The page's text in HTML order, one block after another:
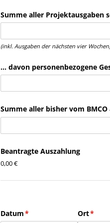
Summe aller Projektausgaben
(inkl. Ausgaben der nächsten vier Wochen)
... davon personenbezogene
Summe aller bisher vom
Beantragte Auszahlung
0,00 €
Datum*
(erforderlich) Ort*